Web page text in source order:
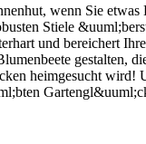
wenn Sie
Stiele
und bereichert
gestalten,
heimgesucht wird!